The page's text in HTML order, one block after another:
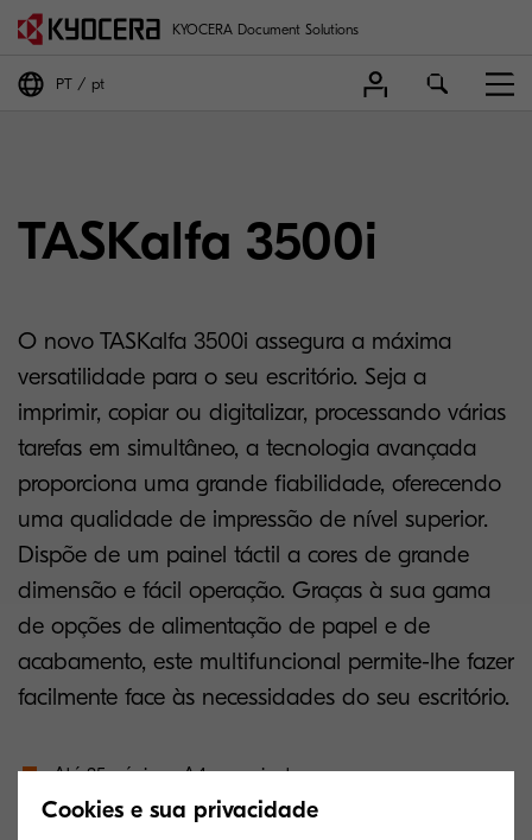
KYOCERA Document Solutions
PT pt
TASKalfa 3500i
O novo TASKalfa 3500i assegura a máxima
versatilidade para o seu escritório. Seja a
imprimir, copiar ou digitalizar, processando várias
tarefas em simultâneo, a tecnologia avançada
proporciona uma grande fiabilidade, oferecendo
uma qualidade de impressão de nível superior.
Dispõe de um painel táctil a cores de grande
dimensão e fácil operação. Graças à sua gama
de opções de alimentação de papel e de
acabamento, este multifuncional permite-lhe fazer
facilmente face às necessidades do seu escritório.
Até 35 páginas A4 por minuto
1 GB RAM + 160 GB de disco rígido
Cookies e sua privacidade